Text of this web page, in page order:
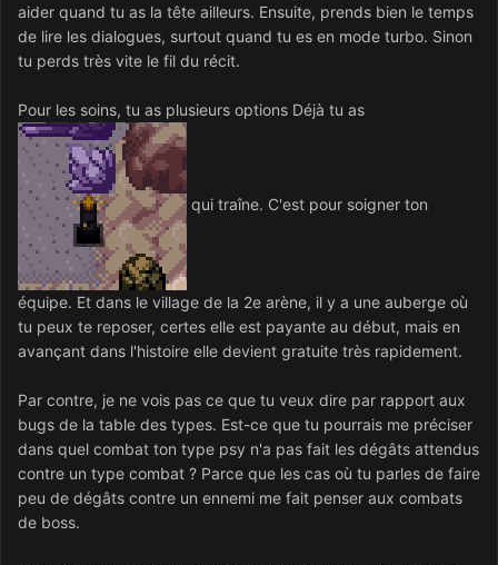
aider quand tu as la tête ailleurs. Ensuite, prends bien le temps
de lire les dialogues, surtout quand tu es en mode turbo. Sinon
tu perds très vite le fil du récit.
Pour les soins, tu as plusieurs options Déjà tu as
qui traîne. C'est pour soigner ton
équipe. Et dans le village de la 2e arène, il y a une auberge où
tu peux te reposer, certes elle est payante au début, mais en
avançant dans l'histoire elle devient gratuite très rapidement.
Par contre, je ne vois pas ce que tu veux dire par rapport aux
bugs de la table des types. Est-ce que tu pourrais me préciser
dans quel combat ton type psy n'a pas fait les dégâts attendus
contre un type combat ? Parce que les cas où tu parles de faire
peu de dégâts contre un ennemi me fait penser aux combats
de boss.